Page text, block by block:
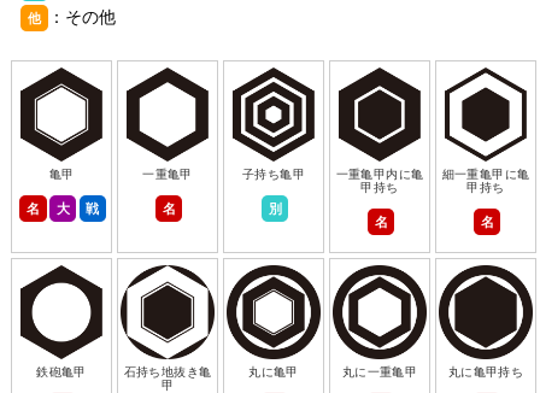
他 ：その他
亀甲
名 大 戦
一重亀甲
名
子持ち亀甲
別
一重亀甲内に亀
甲持ち
名
細一重亀甲に亀
甲持ち
名
鉄砲亀甲
石持ち地抜き亀
甲
丸に亀甲 丸に一重亀甲 丸に亀甲持ち